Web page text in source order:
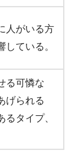
人がいる方
ている。
る可憐な
げられる
タイプ、